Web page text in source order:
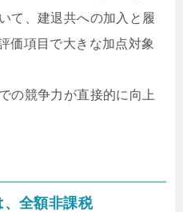
て、建退共への加入と履
価項目で大きな加点対象
の競争力が直接的に向上
全額非課税